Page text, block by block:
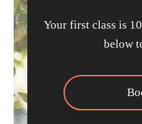
Your first class is
below